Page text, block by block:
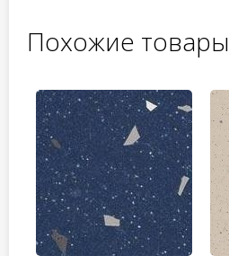
Похожие товары